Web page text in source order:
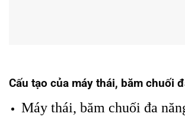
Cấu tạo của máy thái, băm chuối
Máy thái, băm chuối đa